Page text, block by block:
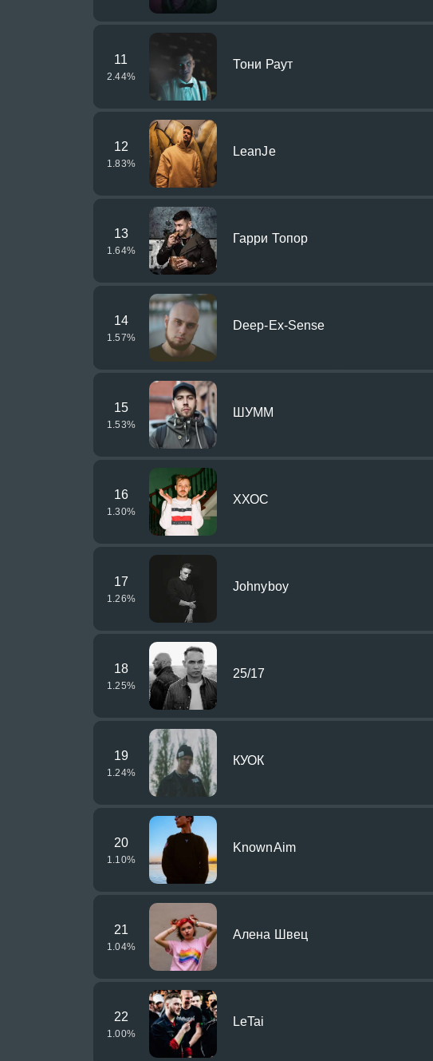
11
2.44%
Тони Раут
12
1.83%
LeanJe
13
1.64%
Гарри Топор
14
1.57%
Deep-Ex-Sense
15
1.53%
ШУММ
16
1.30%
ХХОС
17
1.26%
Johnyboy
18
1.25%
25/17
19
1.24%
КУОК
20
1.10%
KnownAim
21
1.04%
Алена Швец
22
1.00%
LeTai